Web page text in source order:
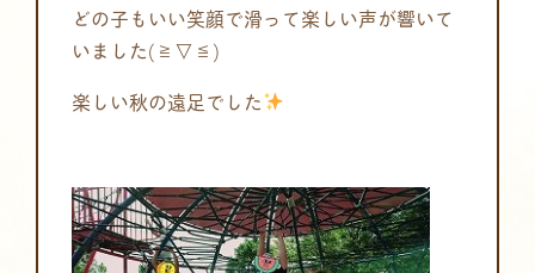
どの子もいい笑顔で滑って楽しい声が響いて
いました(≧▽≦)
楽しい秋の遠足でした